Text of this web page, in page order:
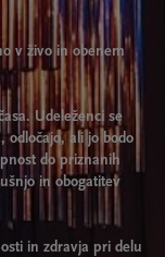
v živo in obenem
Udeleženci se
odločajo, ali jo bodo
do priznanih
in obogatitev
in zdravja pri delu